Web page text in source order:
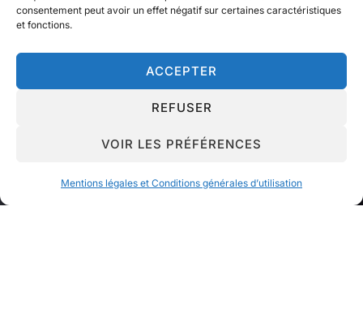
consentement peut avoir un effet négatif sur certaines caractéristiques
et fonctions.
ACCEPTER
REFUSER
VOIR LES PRÉFÉRENCES
Mentions légales et Conditions générales d’utilisation